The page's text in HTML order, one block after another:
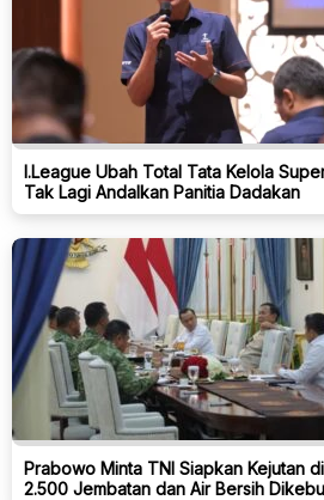
I.League Ubah Total Tata Kelola
Tak Lagi Andalkan Panitia Dadakan
Prabowo Minta TNI Siapkan Kejutan
2.500 Jembatan dan Air Bersih